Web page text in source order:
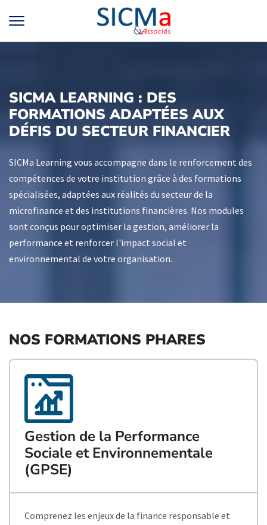
SICMA LEARNING : DES
FORMATIONS ADAPTÉES AUX
DÉFIS DU SECTEUR FINANCIER
SICMa Learning vous accompagne dans le renforcement des
compétences de votre institution grâce à des formations
spécialisées, adaptées aux réalités du secteur de la
microfinance et des institutions financières. Nos modules
sont conçus pour optimiser la gestion, améliorer la
performance et renforcer l'impact social et
environnemental de votre organisation.
NOS FORMATIONS PHARES
Gestion de la Performance
Sociale et Environnementale
(GPSE)
Comprenez les enjeux de la finance responsable et